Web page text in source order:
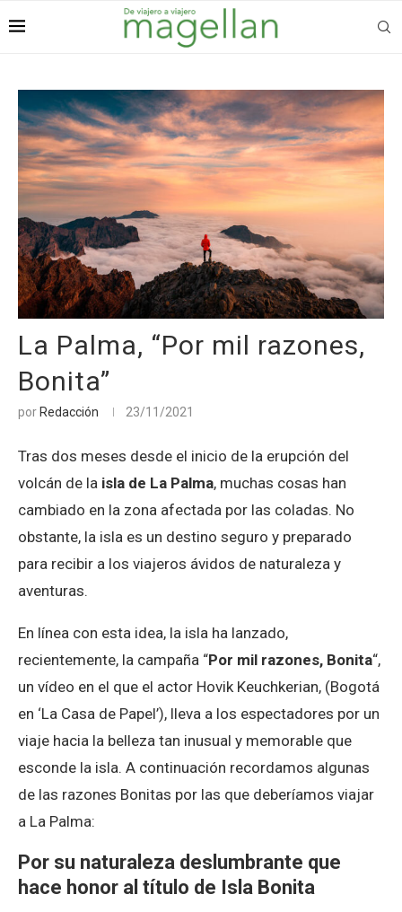
La Palma, “Por mil razones,
Bonita”
por Redacción 23/11/2021
Tras dos meses desde el inicio de la erupción del
volcán de la isla de La Palma, muchas cosas han
cambiado en la zona afectada por las coladas. No
obstante, la isla es un destino seguro y preparado
para recibir a los viajeros ávidos de naturaleza y
aventuras.
En línea con esta idea, la isla ha lanzado,
recientemente, la campaña “Por mil razones, Bonita“,
un vídeo en el que el actor Hovik Keuchkerian, (Bogotá
en ‘La Casa de Papel’), lleva a los espectadores por un
viaje hacia la belleza tan inusual y memorable que
esconde la isla. A continuación recordamos algunas
de las razones Bonitas por las que deberíamos viajar
a La Palma:
Por su naturaleza deslumbrante que
hace honor al título de Isla Bonita